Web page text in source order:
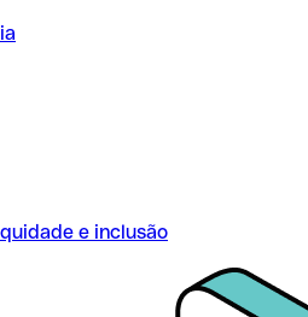
e inclusão